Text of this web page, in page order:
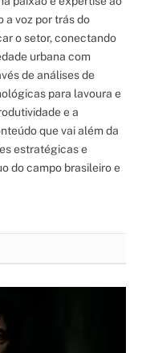
a voz por trás do
o setor, conectando
urbana com
de análises de
para lavoura e
e a
que vai além da
estratégicas e
do campo brasileiro e